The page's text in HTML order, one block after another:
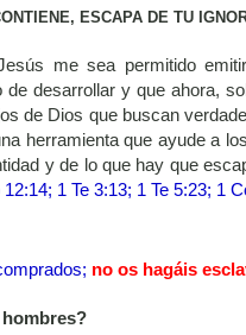
ESCAPA DE TU
me sea permitido
de desarrollar y que ahora,
de Dios que buscan
herramienta que ayude a
y de lo que hay que
12:14; 1 Te 3:13; 1 Te 5:23; 1
no os hagáis